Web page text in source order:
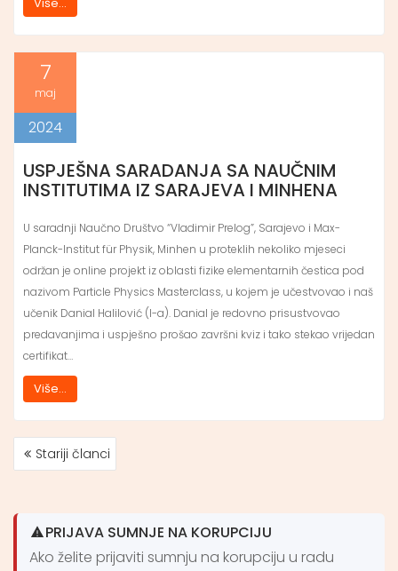
7
maj
2024
USPJEŠNA SARADANJA SA NAUČNIM
INSTITUTIMA IZ SARAJEVA I MINHENA
U saradnji Naučno Društvo “Vladimir Prelog”, Sarajevo i Max-
Planck-Institut für Physik, Minhen u proteklih nekoliko mjeseci
održan je online projekt iz oblasti fizike elementarnih čestica pod
nazivom Particle Physics Masterclass, u kojem je učestvovao i naš
učenik Danial Halilović (I-a). Danial je redovno prisustvovao
predavanjima i uspješno prošao završni kviz i tako stekao vrijedan
certifikat…
Više...
NAVIGACIJA
Stariji članci
PRIJAVA SUMNJE NA KORUPCIJU
Ako želite prijaviti sumnju na korupciju u radu